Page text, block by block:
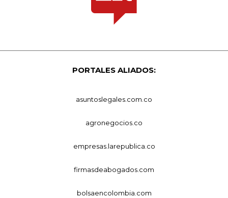
PORTALES ALIADOS:
asuntoslegales.com.co
agronegocios.co
empresas.larepublica.co
firmasdeabogados.com
bolsaencolombia.com